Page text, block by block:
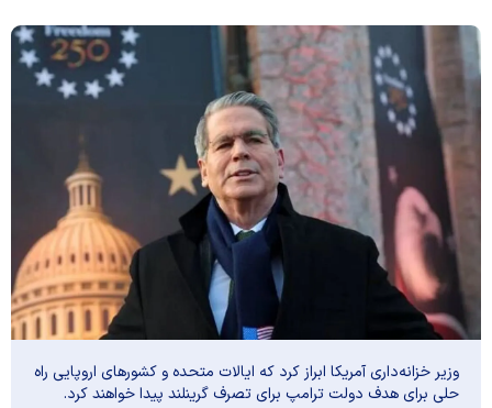
وزیر خزانه‌داری آمریکا ابراز کرد که ایالات متحده و کشور‌های اروپایی راه
حلی برای هدف دولت ترامپ برای تصرف گرینلند پیدا خواهند کرد.